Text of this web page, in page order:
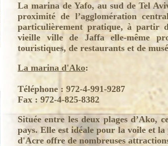
La marina de Yafo, au sud de Tel
proximité de l’agglomération
particulièrement pratique, à partir
vieille ville de Jaffa elle-même
touristiques, de restaurants et de
La marina d'Ako:
Téléphone : 972-4-991-9287
Fax : 972-4-825-8382
Située entre les deux plages d’Ako,
pays. Elle est idéale pour la voile et
d'Acre offre de nombreuses